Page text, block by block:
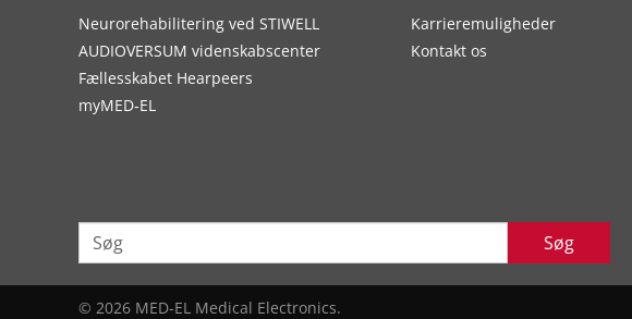
Neurorehabilitering ved STIWELL
AUDIOVERSUM videnskabscenter
Fællesskabet Hearpeers
myMED‑EL
Karrieremuligheder
Kontakt os
Søg
© 2026 MED-EL Medical Electronics.